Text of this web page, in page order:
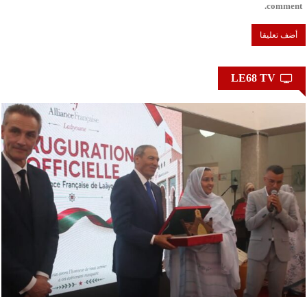
comment.